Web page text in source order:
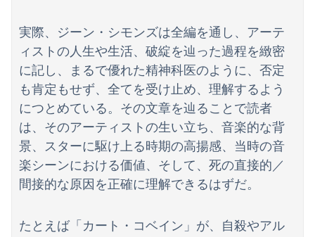
Powered by livedoor 相互RSS
実際、ジーン・シモンズは全編を通し、アーテ
ィストの人生や生活、破綻を辿った過程を緻密
に記し、まるで優れた精神科医のように、否定
も肯定もせず、全てを受け止め、理解するよう
につとめている。その文章を辿ることで読者
は、そのアーティストの生い立ち、音楽的な背
景、スターに駆け上る時期の高揚感、当時の音
楽シーンにおける価値、そして、死の直接的／
間接的な原因を正確に理解できるはずだ。
たとえば「カート・コベイン」が、自殺やアル